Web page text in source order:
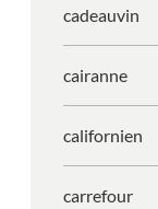
cadeauvin
cairanne
californien
carrefour